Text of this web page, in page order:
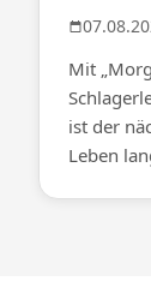
Mit
ist der
Leben